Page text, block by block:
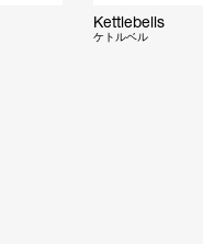
Kettlebells
ケトルベル